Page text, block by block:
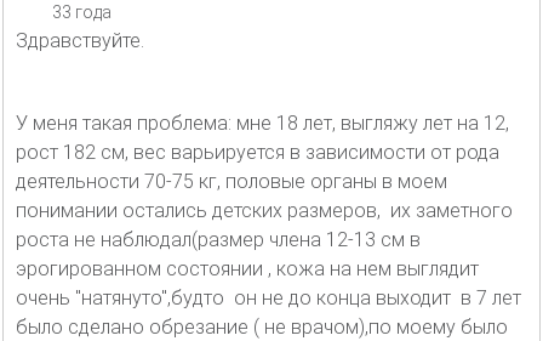
33 года
Здравствуйте.
У меня такая проблема: мне 18 лет, выгляжу лет на 12,
рост 182 см, вес варьируется в зависимости от рода
деятельности 70-75 кг, половые органы в моем
понимании остались детских размеров, их заметного
роста не наблюдал(размер члена 12-13 см в
эрогированном состоянии , кожа на нем выглядит
очень "натянуто",будто он не до конца выходит в 7 лет
было сделано обрезание ( не врачом),по моему было